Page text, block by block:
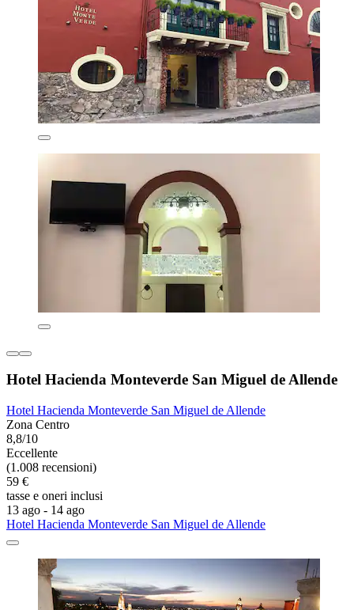
Hotel Hacienda Monteverde San Miguel de Allende
Hotel Hacienda Monteverde San Miguel de Allende
Zona Centro
8,8/10
Eccellente
(1.008 recensioni)
59 €
tasse e oneri inclusi
13 ago - 14 ago
Hotel Hacienda Monteverde San Miguel de Allende